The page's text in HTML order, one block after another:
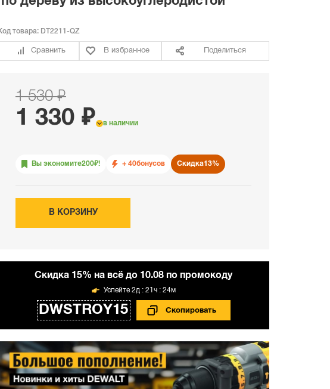
товара: DT2211-QZ
Сравнить В избранное Поделиться
1 530 ₽
1 330 ₽ в наличии
Вы экономите200₽! + 40бонусов Скидка13%
В КОРЗИНУ
Cкидка 15% на всё до 10.08 по промокоду
DWSTROY15
2д : 21ч : 24м